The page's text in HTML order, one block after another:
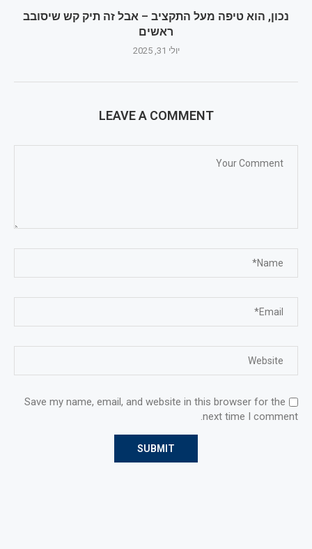
נכון, הוא טיפה מעל התקציב – אבל זה תיק קש שיסובב
ראשים
יולי 31, 2025
LEAVE A COMMENT
Save my name, email, and website in this browser for the
next time I comment.